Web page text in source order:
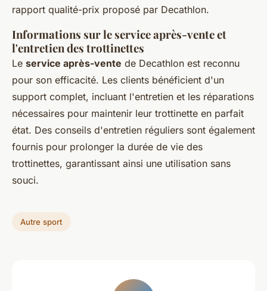
rapport qualité-prix proposé par Decathlon.
Informations sur le service après-vente et
l'entretien des trottinettes
Le service après-vente de Decathlon est reconnu
pour son efficacité. Les clients bénéficient d'un
support complet, incluant l'entretien et les réparations
nécessaires pour maintenir leur trottinette en parfait
état. Des conseils d'entretien réguliers sont également
fournis pour prolonger la durée de vie des
trottinettes, garantissant ainsi une utilisation sans
souci.
Autre sport